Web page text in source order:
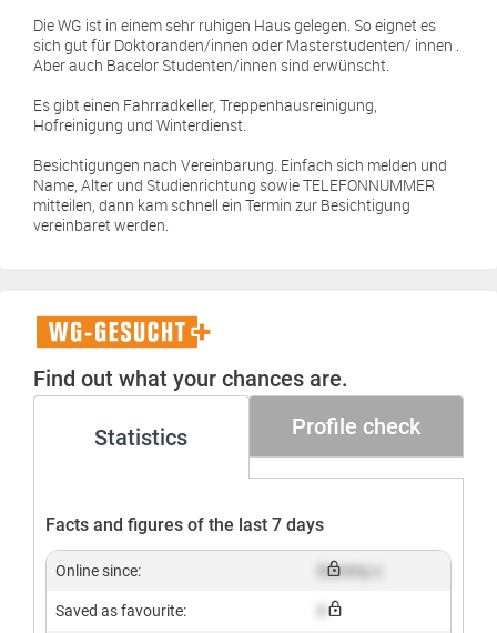
Die WG ist in einem sehr ruhigen Haus gelegen. So eignet es
sich gut für Doktoranden/innen oder Masterstudenten/ innen .
Aber auch Bacelor Studenten/innen sind erwünscht.
Es gibt einen Fahrradkeller, Treppenhausreinigung,
Hofreinigung und Winterdienst.
Besichtigungen nach Vereinbarung. Einfach sich melden und
Name, Alter und Studienrichtung sowie TELEFONNUMMER
mitteilen, dann kam schnell ein Termin zur Besichtigung
vereinbaret werden.
WG-
Gesucht+
Find out what your chances are.
Statistics Profile check
Facts and figures of the last 7 days
Online since: Dummy x
Saved as favourite: